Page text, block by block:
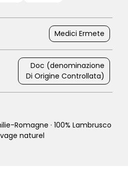
Medici Ermete
Doc (denominazione
Di Origine Controllata)
Romagne · 100% Lambrusco
naturel